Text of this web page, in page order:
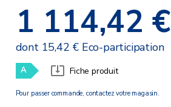
1 114,42 €
dont 15,42 € Eco-participation
A Fiche produit
Pour passer commande, contactez votre magasin.